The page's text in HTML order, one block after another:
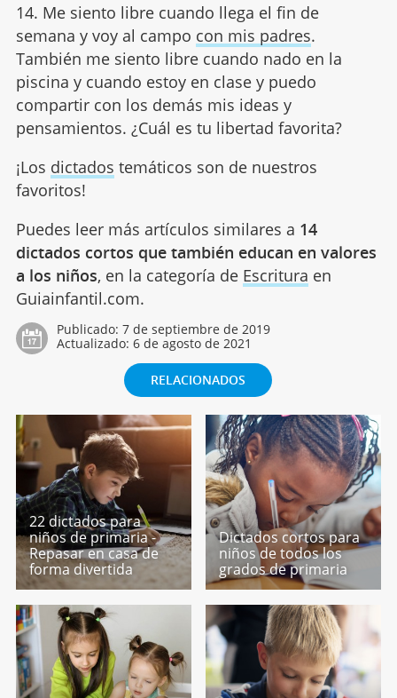
14. Me siento libre cuando llega el fin de
semana y voy al campo con mis padres.
También me siento libre cuando nado en la
piscina y cuando estoy en clase y puedo
compartir con los demás mis ideas y
pensamientos. ¿Cuál es tu libertad favorita?
¡Los dictados temáticos son de nuestros
favoritos!
Puedes leer más artículos similares a 14
dictados cortos que también educan en valores
a los niños, en la categoría de Escritura en
Guiainfantil.com.
Publicado: 7 de septiembre de 2019
Actualizado: 6 de agosto de 2021
RELACIONADOS
22 dictados para
niños de primaria -
Repasar en casa de
forma divertida
Dictados cortos para
niños de todos los
grados de primaria